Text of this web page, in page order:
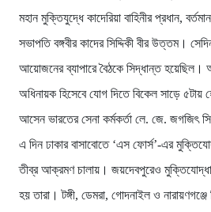
মহান মুক্তিযুদ্ধে কাদেরিয়া বাহিনীর প্রধান,
সভাপতি বঙ্গবীর কাদের সিদ্দিকী বীর উত্তম।
আয়োজনের ব্যাপারে বৈঠকে সিদ্ধান্ত হয়েছিল।
অধিনায়ক হিসেবে যোগ দিতে বিকেল সাড়ে ৫টায়
আসেন ভারতের সেনা কর্মকর্তা লে. জে. জগজিৎ
এ দিন ঢাকার বাসাবোতে ‘এস ফোর্স’-এর
তীব্র আক্রমণ চালায়। জয়দেবপুরেও
হয় তারা। টঙ্গী, ডেমরা, গোদনাইল ও নারায়ণগঞ্জে